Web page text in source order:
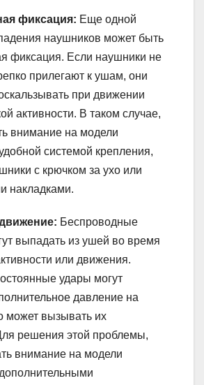
фиксация: Еще одной
наушников может быть
фиксация. Если наушники не
прилегают к ушам, они
при движении
активности. В таком случае,
внимание на модели
системой крепления,
с крючком за ухо или
накладками.
Беспроводные
выпадать из ушей во время
или движения.
удары могут
давление на
может вызывать их
решения этой проблемы,
внимание на модели